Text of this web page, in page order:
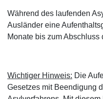
Während des laufenden
Ausländer eine
Monate bis zum Abschluss
Wichtiger Hinweis: Die
Gesetzes mit Beendigung